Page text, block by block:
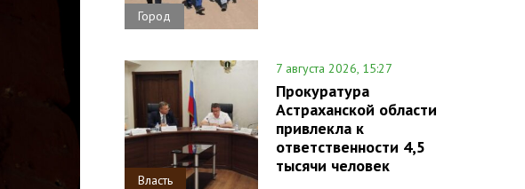
Город
Власть
7 августа 2026, 15:27
Прокуратура
Астраханской области
привлекла к
ответственности 4,5
тысячи человек